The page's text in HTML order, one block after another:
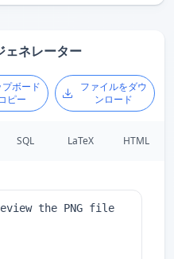
ェネレーター
ボード
ピー
ファイルをダウ
ンロード
SQL LaTeX HTML